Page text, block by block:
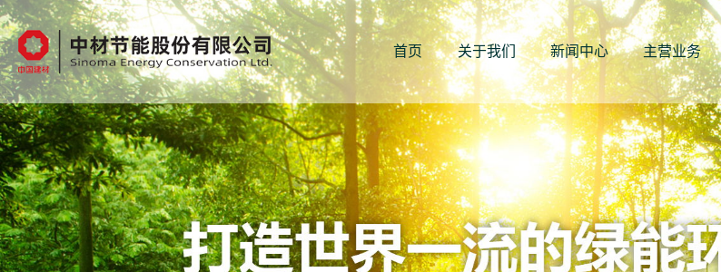
首页 关于我们 新闻中心 主营业务